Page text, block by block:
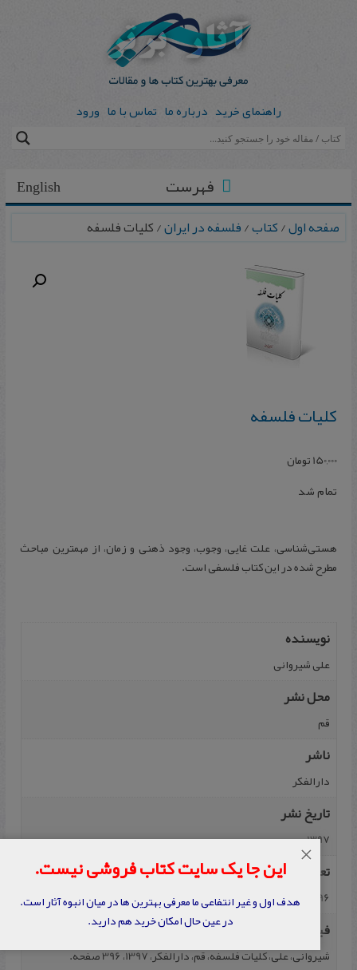
راهنمای خرید درباره ما تماس با ما ورود
English فهرست
صفحه اول/کتاب/فلسفه در ایران/ کلیات فلسفه
کلیات فلسفه
150,000تومان
تمام شد
هستی‌شناسی، علت غایی، وجوب، وجود ذهنی و زمان، از مهمترین مباحث
مطرح شده در این کتاب فلسفی است.
نویسنده
علی شیروانی‌
محل نشر
قم
ناشر
دارالفکر
تاریخ نشر
1397
تعداد صفحه
396
فیپا
شیروانی، علی، کلیات فلسفه، قم، دارالفکر، 1397، 396 صفحه.
این جا یک سایت کتاب فروشی نیست.
هدف اول و غیر انتفاعی ما معرفی بهترین ها در میان انبوه آثار است.
در عین حال امکان خرید هم دارید.
×